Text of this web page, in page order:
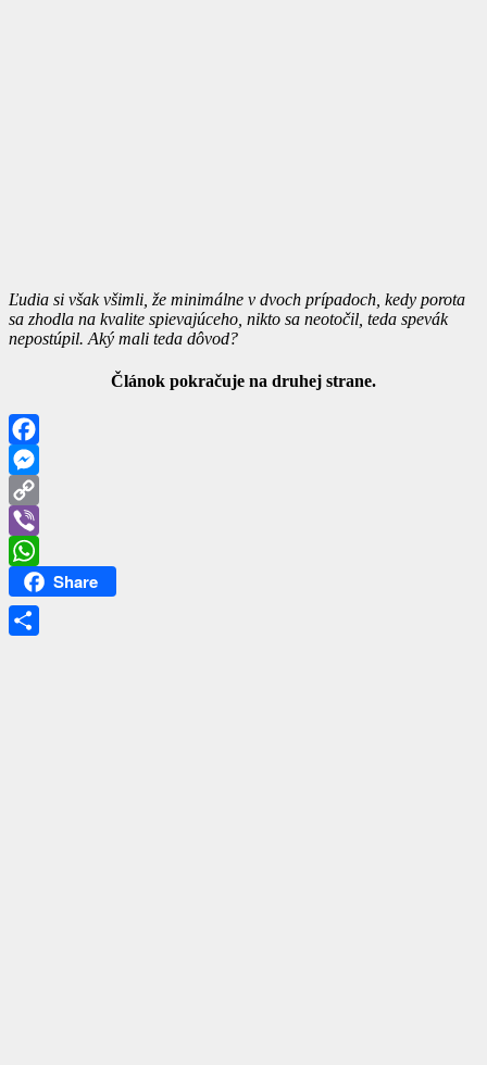
Ľudia si však všimli, že minimálne v dvoch prípadoch, kedy porota
sa zhodla na kvalite spievajúceho, nikto sa neotočil, teda spevák
nepostúpil. Aký mali teda dôvod?
Článok pokračuje na druhej strane.
Facebook
Messenger
Copy
Link
Viber
WhatsApp
Share